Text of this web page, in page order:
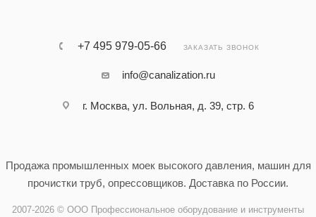
+7 495 979-05-66 ЗАКАЗАТЬ ЗВОНОК
info@canalization.ru
г. Москва, ул. Вольная, д. 39, стр. 6
Продажа промышленных моек высокого давления, машин для
прочистки труб, опрессовщиков. Доставка по России.
2007-2026 © ООО Профессиональное оборудование и инструменты